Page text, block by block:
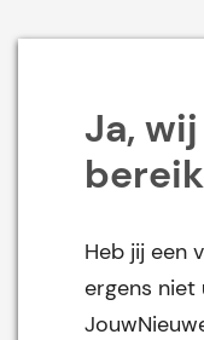
Ja,
Heb jij een
ergens niet